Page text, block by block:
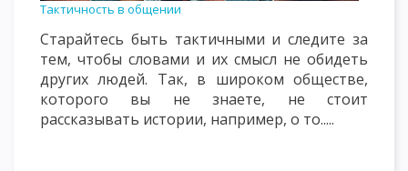
Тактичность в общении
Старайтесь быть тактичными и следите за
тем, чтобы словами и их смысл не обидеть
других людей. Так, в широком обществе,
которого вы не знаете, не стоит
рассказывать истории, например, о то.....